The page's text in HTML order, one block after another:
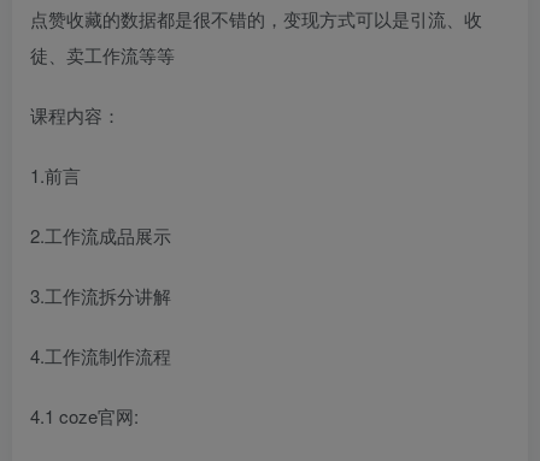
点赞收藏的数据都是很不错的，变现方式可以是引流、收
徒、卖工作流等等
课程内容：
1.前言
2.工作流成品展示
3.工作流拆分讲解
4.工作流制作流程
4.1 coze官网: